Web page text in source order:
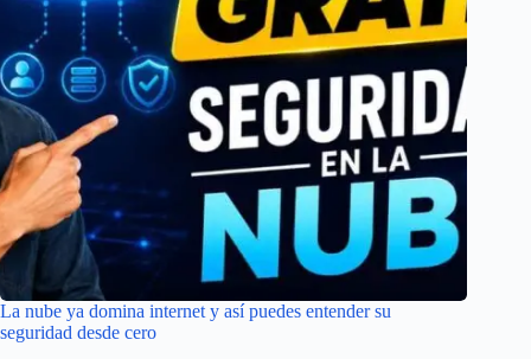
La nube ya domina internet y así puedes entender su
seguridad desde cero